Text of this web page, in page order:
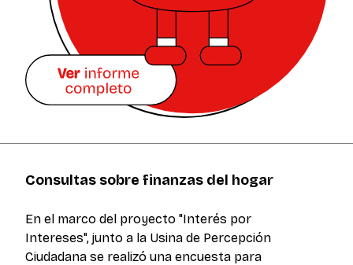
Consultas sobre finanzas del hogar
En el marco del proyecto "Interés por
Intereses", junto a la Usina de Percepción
Ciudadana se realizó una encuesta para